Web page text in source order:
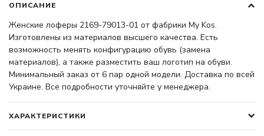
ОПИСАНИЕ
Женские лоферы 2169-79013-01 от фабрики My Kos.
Изготовлены из материалов высшего качества. Есть
возможность менять конфигурацию обувь (замена
материалов), а также разместить ваш логотип на обуви.
Минимальный заказ от 6 пар одной модели. Доставка по всей
Украине. Все подробности уточняйте у менеджера.
ХАРАКТЕРИСТИКИ